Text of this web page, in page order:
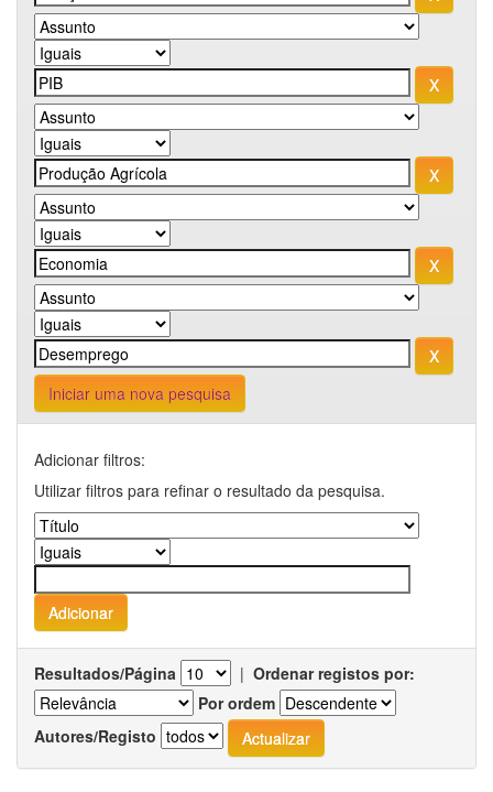
Iniciar uma nova pesquisa
Adicionar filtros:
Utilizar filtros para refinar o resultado da pesquisa.
Resultados/Página | Ordenar registos por:
Por ordem
Autores/Registo